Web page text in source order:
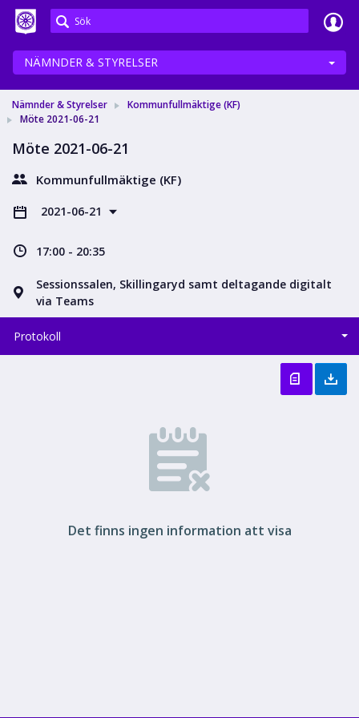
Meetings+
NÄMNDER & STYRELSER
Nämnder & Styrelser
Kommunfullmäktige (KF)
Möte 2021-06-21
Möte 2021-06-21
Kommunfullmäktige (KF)
2021-06-21
17:00 - 20:35
Sessionssalen, Skillingaryd samt deltagande digitalt
via Teams
Protokoll
Det finns ingen information att visa